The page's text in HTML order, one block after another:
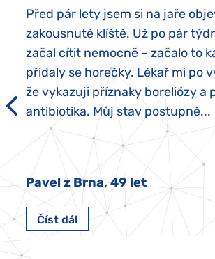
Před pár lety jsem si na jaře
zakousnuté klíště. Už po pár
začal cítit nemocně – začalo to
přidaly se horečky. Lékař mi po
že vykazuji příznaky boreliózy a
antibiotika. Můj stav postupně...
Pavel z Brna, 49 let
Číst dál